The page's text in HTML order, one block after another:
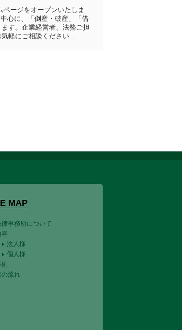
ージをオープンいたしま
心に、「倒産・破産」「借
す。企業経営者、法務ご担
軽にご相談ください...
MAP
律事務所について
法人様
個人様
の流れ